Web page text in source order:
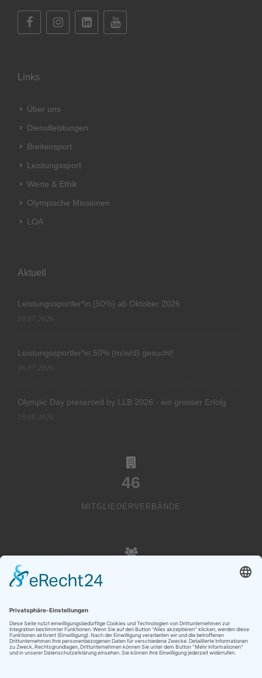
Links
Über uns
Dienstleistungen
Breitensport
Leistungssport
Werte & Ethik
Olympische Missionen
LOA
Aktuell
Leistungssportler*in (50%) ab Oktober 2026
10.07.2026
Leistungssportler*in 50% (m/w/d) gesucht!
06.07.2026
Olympic Day presented by LLB 2026 - ein grosser Erfolg
19.06.2026
46
MITGLIEDERVERBÄNDE